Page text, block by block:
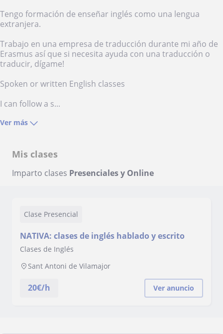
Tengo formación de enseñar inglés como una lengua
extranjera.
Trabajo en una empresa de traducción durante mi año de
Erasmus así que si necesita ayuda con una traducción o
traducir, dígame!
Spoken or written English classes
I can follow a s...
Ver más
Mis clases
Imparto clases Presenciales y Online
Clase Presencial
NATIVA: clases de inglés hablado y escrito
Clases de Inglés
Sant Antoni de Vilamajor
20€/h Ver anuncio